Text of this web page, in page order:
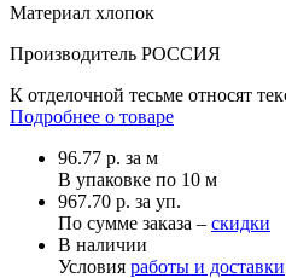
Материал хлопок
Производитель РОССИЯ
К отделочной тесьме относят
Подробнее о товаре
96.77 р. за м
В упаковке по 10 м
967.70 р. за уп.
По сумме заказа – скидки
В наличии
Условия работы и доставки